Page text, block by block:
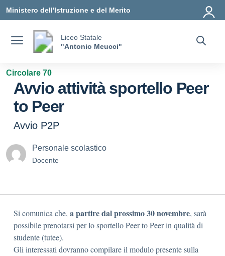
Ministero dell'Istruzione e del Merito
Liceo Statale
"Antonio Meucci"
Circolare 70
Avvio attività sportello Peer
to Peer
Avvio P2P
Personale scolastico
Docente
Si comunica che, a partire dal prossimo 30 novembre, sarà
possibile prenotarsi per lo sportello Peer to Peer in qualità di
studente (tutee).
Gli interessati dovranno compilare il modulo presente sulla